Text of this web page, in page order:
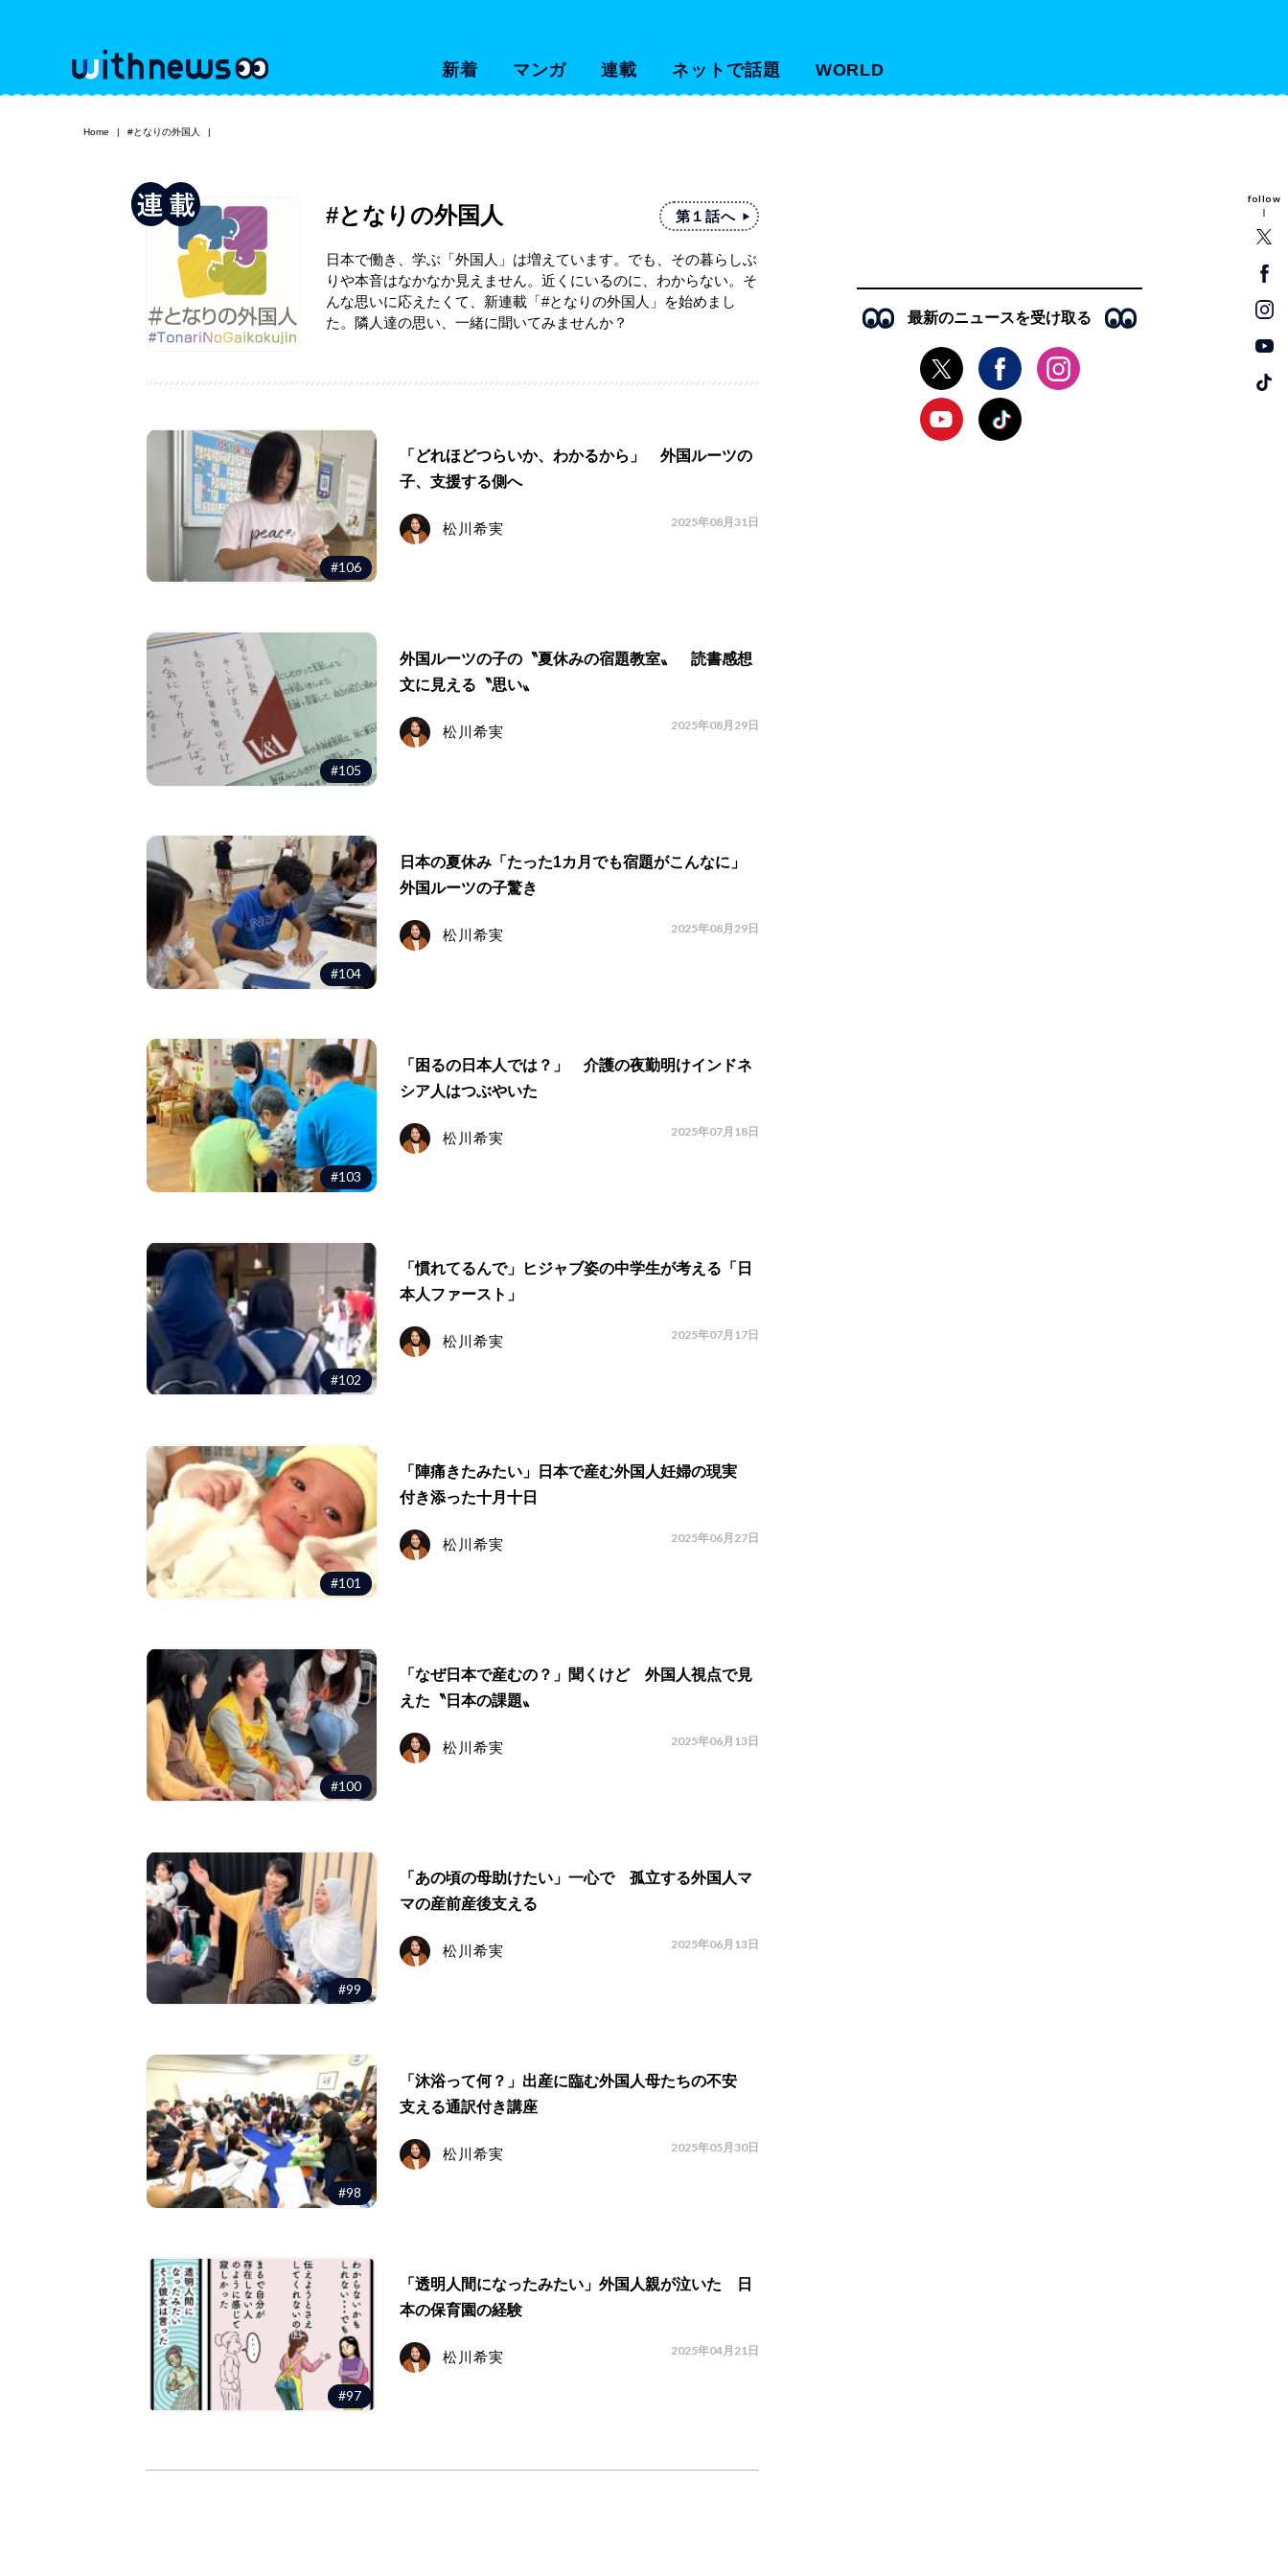
新着 マンガ 連載 ネットで話題 WORLD
follow
Home #となりの外国人
#となりの外国人 第１話へ
日本で働き、学ぶ「外国人」は増えています。でも、その暮らしぶ
りや本音はなかなか見えません。近くにいるのに、わからない。そ
んな思いに応えたくて、新連載「#となりの外国人」を始めまし
た。隣人達の思い、一緒に聞いてみませんか？
#106
「どれほどつらいか、わかるから」 外国ルーツの
子、支援する側へ
松川希実 2025年08月31日
#105
外国ルーツの子の〝夏休みの宿題教室〟 読書感想
文に見える〝思い〟
松川希実 2025年08月29日
#104
日本の夏休み「たった1カ月でも宿題がこんなに」
外国ルーツの子驚き
松川希実 2025年08月29日
#103
「困るの日本人では？」 介護の夜勤明けインドネ
シア人はつぶやいた
松川希実 2025年07月18日
#102
「慣れてるんで」ヒジャブ姿の中学生が考える「日
本人ファースト」
松川希実 2025年07月17日
#101
「陣痛きたみたい」日本で産む外国人妊婦の現実
付き添った十月十日
松川希実 2025年06月27日
#100
「なぜ日本で産むの？」聞くけど 外国人視点で見
えた〝日本の課題〟
松川希実 2025年06月13日
#99
「あの頃の母助けたい」一心で 孤立する外国人マ
マの産前産後支える
松川希実 2025年06月13日
#98
「沐浴って何？」出産に臨む外国人母たちの不安
支える通訳付き講座
松川希実 2025年05月30日
#97
「透明人間になったみたい」外国人親が泣いた 日
本の保育園の経験
松川希実 2025年04月21日
最新のニュースを受け取る